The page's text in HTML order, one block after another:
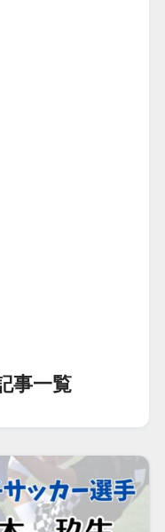
事一覧